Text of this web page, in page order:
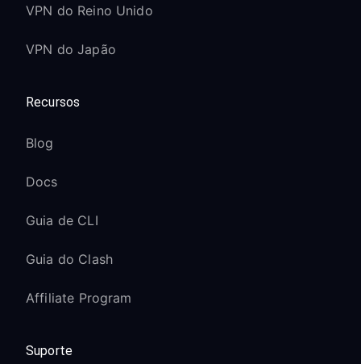
VPN do Reino Unido
VPN do Japão
Recursos
Blog
Docs
Guia de CLI
Guia do Clash
Affiliate Program
Suporte